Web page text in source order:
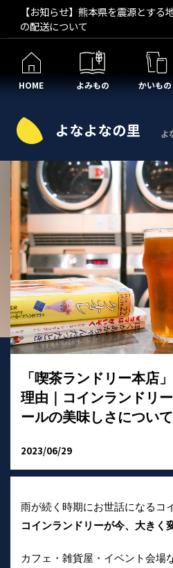
【お知らせ】熊本県を震源とす
の配送について
HOME よみもの かいもの
よ
「喫茶ランドリー本店
理由｜コインランドリ
ールの美味しさについて
2023/06/29
雨が続く時期にお世話になるコ
コインランドリーが今、大きく
カフェ・雑貨屋・イベント会場